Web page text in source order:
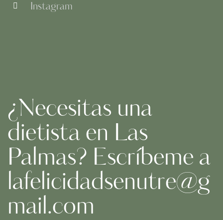
Instagram
¿Necesitas una
dietista en Las
Palmas? Escríbeme a
lafelicidadsenutre@g
mail.com